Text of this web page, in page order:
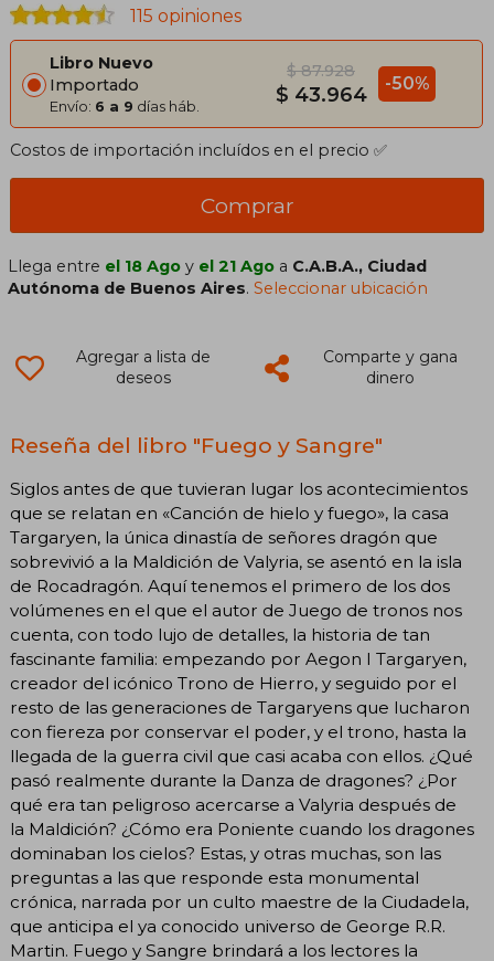
115 opiniones
Libro Nuevo
Importado
Envío: 6 a 9 días háb.
$ 87.928
$ 43.964 -50%
Costos de importación incluídos en el precio ✅
Comprar
Llega entre el 18 Ago y el 21 Ago a C.A.B.A., Ciudad
Autónoma de Buenos Aires.Seleccionar ubicación
Agregar a lista de
deseos
Comparte y gana
dinero
Reseña del libro "Fuego y Sangre"
Siglos antes de que tuvieran lugar los acontecimientos
que se relatan en «Canción de hielo y fuego», la casa
Targaryen, la única dinastía de señores dragón que
sobrevivió a la Maldición de Valyria, se asentó en la isla
de Rocadragón. Aquí tenemos el primero de los dos
volúmenes en el que el autor de Juego de tronos nos
cuenta, con todo lujo de detalles, la historia de tan
fascinante familia: empezando por Aegon I Targaryen,
creador del icónico Trono de Hierro, y seguido por el
resto de las generaciones de Targaryens que lucharon
con fiereza por conservar el poder, y el trono, hasta la
llegada de la guerra civil que casi acaba con ellos. ¿Qué
pasó realmente durante la Danza de dragones? ¿Por
qué era tan peligroso acercarse a Valyria después de
la Maldición? ¿Cómo era Poniente cuando los dragones
dominaban los cielos? Estas, y otras muchas, son las
preguntas a las que responde esta monumental
crónica, narrada por un culto maestre de la Ciudadela,
que anticipa el ya conocido universo de George R.R.
Martin. Fuego y Sangre brindará a los lectores la